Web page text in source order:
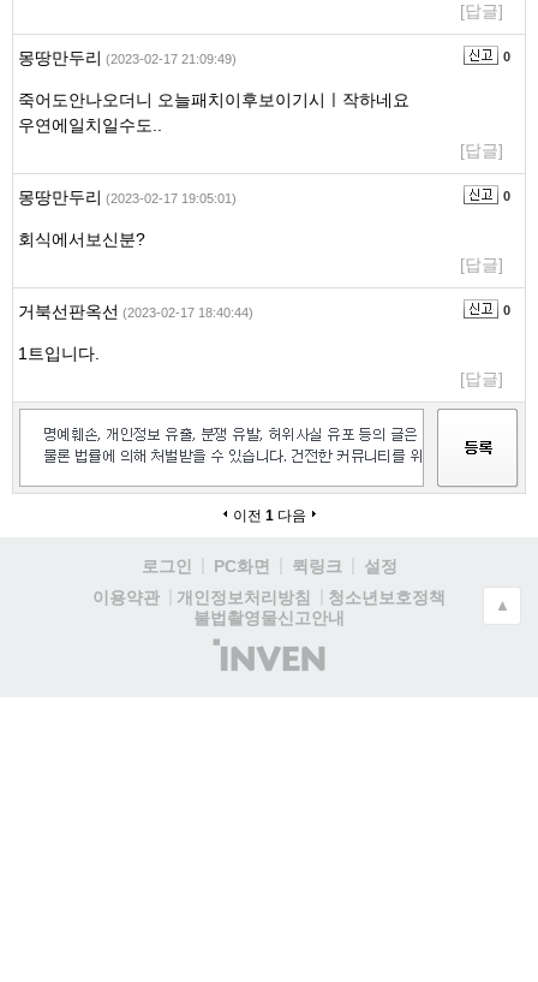
[답글]
몽땅만두리 (2023-02-17 21:09:49) 0
죽어도안나오더니 오늘패치이후보이기시ㅣ작하네요
우연에일치일수도..
[답글]
몽땅만두리 (2023-02-17 19:05:01) 0
회식에서보신분?
[답글]
거북선판옥선 (2023-02-17 18:40:44) 0
1트입니다.
[답글]
이전 1 다음
로그인 PC화면 퀵링크
설정
이용약관
개인정보처리방침
청소년보호정책
불법촬영물신고안내
(주)
인
▲